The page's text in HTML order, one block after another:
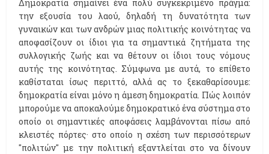
Δημοκρατία σημαίνει ένα πολύ συγκεκριμένο πράγμα:
την εξουσία του λαού, δηλαδή τη δυνατότητα των
γυναικών και των ανδρών μιας πολιτικής κοινότητας να
αποφασίζουν οι ίδιοι για τα σημαντικά ζητήματα της
συλλογικής ζωής και να θέτουν οι ίδιοι τους νόμους
αυτής της κοινότητας. Σύμφωνα με αυτά, το επίθετο
καθίσταται ίσως περιττό, αλλά ας το ξεκαθαρίσουμε:
δημοκρατία είναι μόνο η άμεση δημοκρατία. Πώς λοιπόν
μπορούμε να αποκαλούμε δημοκρατικό ένα σύστημα στο
οποίο οι σημαντικές αποφάσεις λαμβάνονται πίσω από
κλειστές πόρτες· στο οποίο η σχέση των περισσότερων
"πολιτών" με την πολιτική εξαντλείται στο να δίνουν